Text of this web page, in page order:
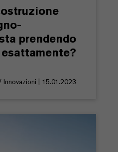
prendendo
| 15.01.2023